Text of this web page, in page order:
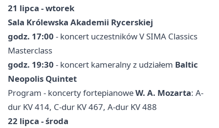
21 lipca - wtorek
Sala Królewska Akademii Rycerskiej
godz. 17:00 - koncert uczestników V SIMA Classics
Masterclass
godz. 19:30 - koncert kameralny z udziałem Baltic
Neopolis Quintet
Program - koncerty fortepianoweW. A. Mozarta: A-
dur KV 414, C-dur KV 467, A-dur KV 488
22 lipca - środa